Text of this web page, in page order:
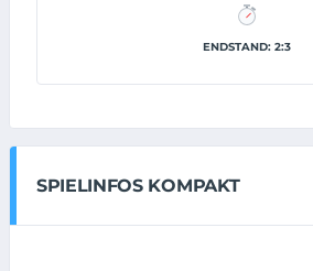
ENDSTAND: 2:3
SPIELINFOS KOMPAKT